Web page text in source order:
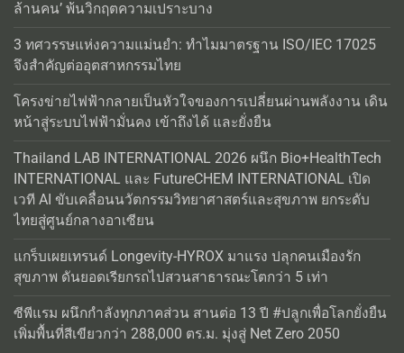
ล้านคน’ พ้นวิกฤตความเปราะบาง
3 ทศวรรษแห่งความแม่นยำ: ทำไมมาตรฐาน ISO/IEC 17025
จึงสำคัญต่ออุตสาหกรรมไทย
โครงข่ายไฟฟ้ากลายเป็นหัวใจของการเปลี่ยนผ่านพลังงาน เดิน
หน้าสู่ระบบไฟฟ้ามั่นคง เข้าถึงได้ และยั่งยืน
Thailand LAB INTERNATIONAL 2026 ผนึก Bio+HealthTech
INTERNATIONAL และ FutureCHEM INTERNATIONAL เปิด
เวที AI ขับเคลื่อนนวัตกรรมวิทยาศาสตร์และสุขภาพ ยกระดับ
ไทยสู่ศูนย์กลางอาเซียน
แกร็บเผยเทรนด์ Longevity-HYROX มาแรง ปลุกคนเมืองรัก
สุขภาพ ดันยอดเรียกรถไปสวนสาธารณะโตกว่า 5 เท่า
ซีพีแรม ผนึกกำลังทุกภาคส่วน สานต่อ 13 ปี #ปลูกเพื่อโลกยั่งยืน
เพิ่มพื้นที่สีเขียวกว่า 288,000 ตร.ม. มุ่งสู่ Net Zero 2050